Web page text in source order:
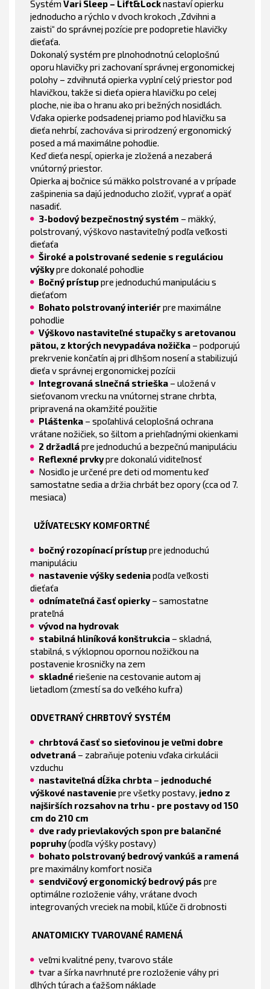
Systém Vari Sleep – Lift&Locknastaví opierku
jednoducho a rýchlo v dvoch krokoch „Zdvihni a
zaisti“ do správnej pozície pre podopretie hlavičky
dieťaťa.
Dokonalý systém pre plnohodnotnú celoplošnú
oporu hlavičky pri zachovaní správnej ergonomickej
polohy – zdvihnutá opierka vyplní celý priestor pod
hlavičkou, takže si dieťa opiera hlavičku po celej
ploche, nie iba o hranu ako pri bežných nosidlách.
Vďaka opierke podsadenej priamo pod hlavičku sa
dieťa nehrbí, zachováva si prirodzený ergonomický
posed a má maximálne pohodlie.
Keď dieťa nespí, opierka je zložená a nezaberá
vnútorný priestor.
Opierka aj bočnice sú mäkko polstrované a v prípade
zašpinenia sa dajú jednoducho zložiť, vyprať a opäť
nasadiť.
3-bodový bezpečnostný systém – mäkký,
polstrovaný, výškovo nastaviteľný podľa veľkosti
dieťaťa
Široké a polstrované sedenie s reguláciou
výškypre dokonalé pohodlie
Bočný prístuppre jednoduchú manipuláciu s
dieťaťom
Bohato polstrovaný interiérpre maximálne
pohodlie
Výškovo nastaviteľné stupačky s aretovanou
pätou, z ktorých nevypadáva nožička – podporujú
prekrvenie končatín aj pri dlhšom nosení a stabilizujú
dieťa v správnej ergonomickej pozícii
Integrovaná slnečná strieška – uložená v
sieťovanom vrecku na vnútornej strane chrbta,
pripravená na okamžité použitie
Pláštenka – spoľahlivá celoplošná ochrana
vrátane nožičiek, so šiltom a priehľadnými okienkami
2 držadlápre jednoduchú a bezpečnú manipuláciu
Reflexné prvkypre dokonalú viditeľnosť
Nosidlo je určené pre deti od momentu keď
samostatne sedia a držia chrbát bez opory (cca od 7.
mesiaca)
UŽÍVATEĽSKY KOMFORTNÉ
bočný rozopínací prístuppre jednoduchú
manipuláciu
nastavenie výšky sedeniapodľa veľkosti
dieťaťa
odnímateľná časť opierky– samostatne
prateľná
vývod na hydrovak
stabilná hliníková konštrukcia – skladná,
stabilná, s výklopnou opornou nožičkou na
postavenie krosničky na zem
skladnériešenie na cestovanie autom aj
lietadlom (zmestí sa do veľkého kufra)
ODVETRANÝ CHRBTOVÝ SYSTÉM
chrbtová časť so sieťovinou je veľmi dobre
odvetraná – zabraňuje poteniu vďaka cirkulácii
vzduchu
nastaviteľná dĺžka chrbta – jednoduché
výškové nastaveniepre všetky postavy, jedno z
najširších rozsahov na trhu - pre postavy od 150
cm do 210 cm
dve rady prievlakových spon pre balančné
popruhy(podľa výšky postavy)
bohato polstrovaný bedrový vankúš a ramená
pre maximálny komfort nosiča
sendvičový ergonomický bedrový pás pre
optimálne rozloženie váhy, vrátane dvoch
integrovaných vreciek na mobil, kľúče či drobnosti
ANATOMICKY TVAROVANÉ RAMENÁ
veľmi kvalitné peny, tvarovo stále
tvar a šírka navrhnuté pre rozloženie váhy pri
dlhých túrach a ťažšom náklade